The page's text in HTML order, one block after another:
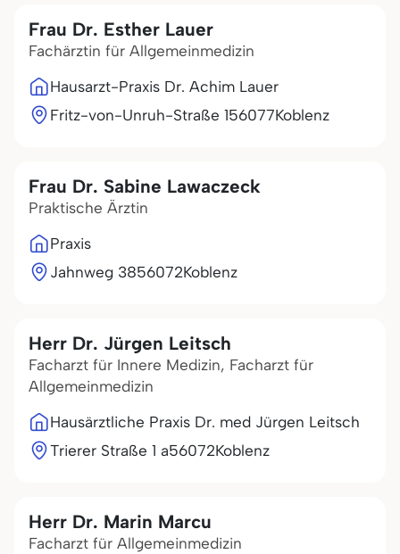
Frau Dr. Esther Lauer
Fachärztin für Allgemeinmedizin
Hausarzt-Praxis Dr. Achim Lauer
Fritz-von-Unruh-Straße 156077Koblenz
Frau Dr. Sabine Lawaczeck
Praktische Ärztin
Praxis
Jahnweg 3856072Koblenz
Herr Dr. Jürgen Leitsch
Facharzt für Innere Medizin, Facharzt für
Allgemeinmedizin
Hausärztliche Praxis Dr. med Jürgen Leitsch
Trierer Straße 1 a56072Koblenz
Herr Dr. Marin Marcu
Facharzt für Allgemeinmedizin